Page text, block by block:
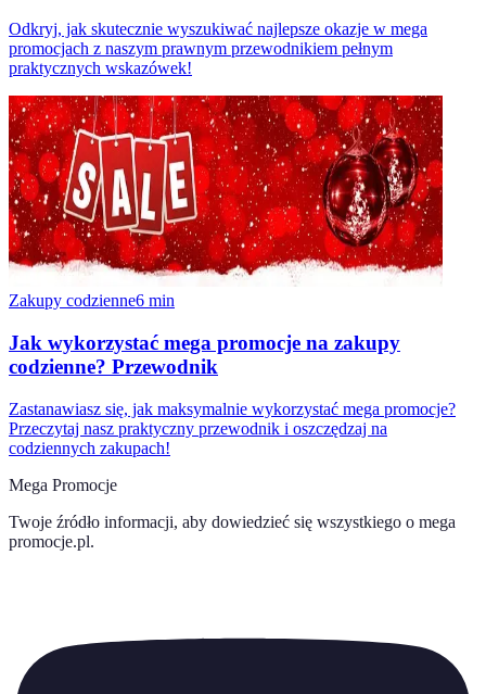
Odkryj, jak skutecznie wyszukiwać najlepsze okazje w mega
promocjach z naszym prawnym przewodnikiem pełnym
praktycznych wskazówek!
Zakupy codzienne6 min
Jak wykorzystać mega promocje na zakupy
codzienne? Przewodnik
Zastanawiasz się, jak maksymalnie wykorzystać mega promocje?
Przeczytaj nasz praktyczny przewodnik i oszczędzaj na
codziennych zakupach!
Mega Promocje
Twoje źródło informacji, aby dowiedzieć się wszystkiego o mega
promocje.pl.